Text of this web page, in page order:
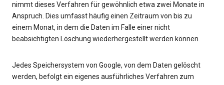
nimmt dieses Verfahren für gewöhnlich etwa zwei Monate in
Anspruch. Dies umfasst häufig einen Zeitraum von bis zu
einem Monat, in dem die Daten im Falle einer nicht
beabsichtigten Löschung wiederhergestellt werden können.
Jedes Speichersystem von Google, von dem Daten gelöscht
werden, befolgt ein eigenes ausführliches Verfahren zum